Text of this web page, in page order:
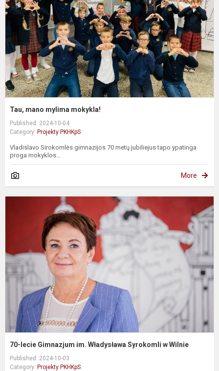
Tau, mano mylima mokykla!
Published: 2024-10-04
Category: Projekty PKHKpS
Vladislavo Sirokomlės gimnazijos 70 metų jubiliejus tapo ypatinga
proga mokyklos...
More
70-lecie Gimnazjum im. Władysława Syrokomli w Wilnie
Published: 2024-10-03
Category: Projekty PKHKpS